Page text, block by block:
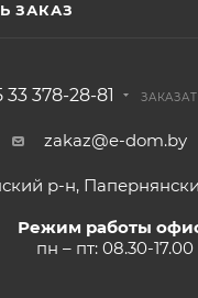
ЗАКАЗ
33 378-28-81
zakaz@e-dom.by
р-н,
Режим работы
пн – пт: 08.30-17.00